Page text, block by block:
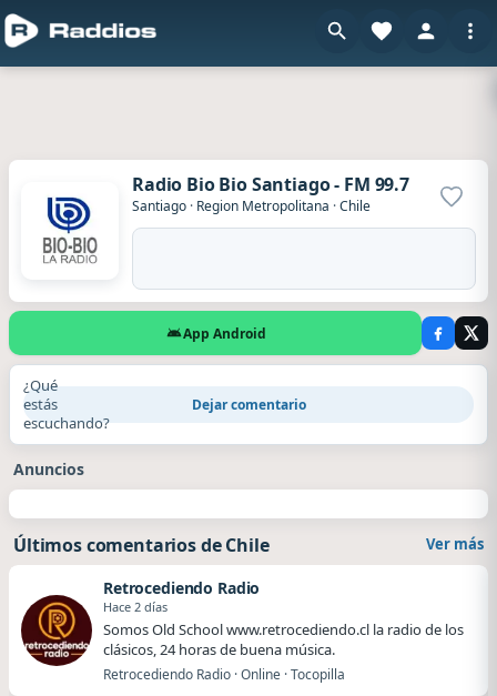
Radio Bio Bio Santiago - FM 99.7
Santiago · Region Metropolitana ·Chile
App Android
¿Qué
estás
escuchando?
Dejar comentario
Anuncios
Últimos comentarios de Chile Ver más
Retrocediendo Radio
Hace 2 días
Somos Old School www.retrocediendo.cl la radio de los
clásicos, 24 horas de buena música.
Retrocediendo Radio · Online · Tocopilla